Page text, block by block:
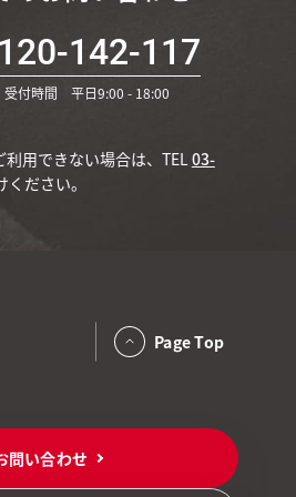
142-117
受付時間 平日9:00 - 18:00
用できない場合は、TEL03-
ださい。
問い合わせ
Page Top